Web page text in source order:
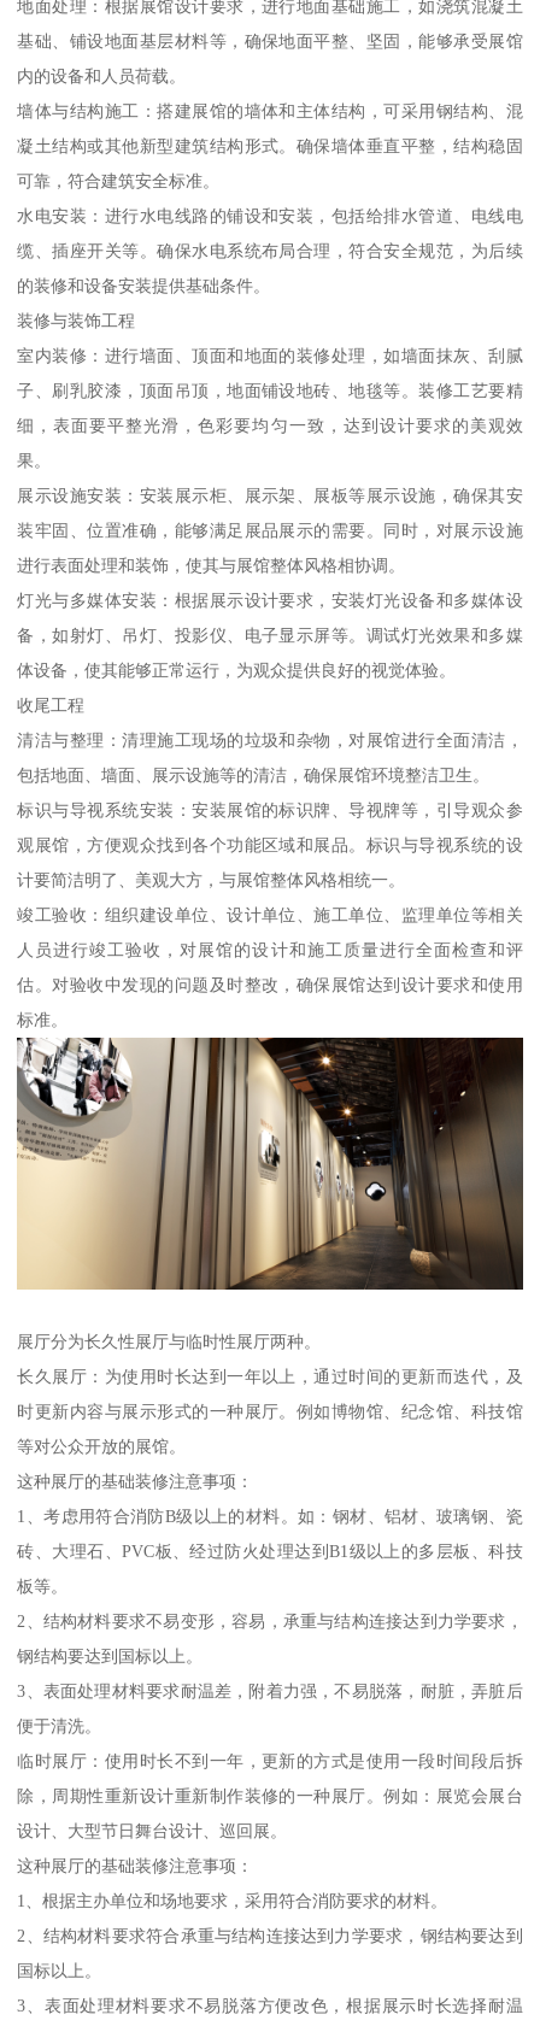
地面处理：根据展馆设计要求，进行地面基础施工，如浇筑混凝土
基础、铺设地面基层材料等，确保地面平整、坚固，能够承受展馆
内的设备和人员荷载。
墙体与结构施工：搭建展馆的墙体和主体结构，可采用钢结构、混
凝土结构或其他新型建筑结构形式。确保墙体垂直平整，结构稳固
可靠，符合建筑安全标准。
水电安装：进行水电线路的铺设和安装，包括给排水管道、电线电
缆、插座开关等。确保水电系统布局合理，符合安全规范，为后续
的装修和设备安装提供基础条件。
装修与装饰工程
室内装修：进行墙面、顶面和地面的装修处理，如墙面抹灰、刮腻
子、刷乳胶漆，顶面吊顶，地面铺设地砖、地毯等。装修工艺要精
细，表面要平整光滑，色彩要均匀一致，达到设计要求的美观效
果。
展示设施安装：安装展示柜、展示架、展板等展示设施，确保其安
装牢固、位置准确，能够满足展品展示的需要。同时，对展示设施
进行表面处理和装饰，使其与展馆整体风格相协调。
灯光与多媒体安装：根据展示设计要求，安装灯光设备和多媒体设
备，如射灯、吊灯、投影仪、电子显示屏等。调试灯光效果和多媒
体设备，使其能够正常运行，为观众提供良好的视觉体验。
收尾工程
清洁与整理：清理施工现场的垃圾和杂物，对展馆进行全面清洁，
包括地面、墙面、展示设施等的清洁，确保展馆环境整洁卫生。
标识与导视系统安装：安装展馆的标识牌、导视牌等，引导观众参
观展馆，方便观众找到各个功能区域和展品。标识与导视系统的设
计要简洁明了、美观大方，与展馆整体风格相统一。
竣工验收：组织建设单位、设计单位、施工单位、监理单位等相关
人员进行竣工验收，对展馆的设计和施工质量进行全面检查和评
估。对验收中发现的问题及时整改，确保展馆达到设计要求和使用
标准。
展厅分为长久性展厅与临时性展厅两种。
长久展厅：为使用时长达到一年以上，通过时间的更新而迭代，及
时更新内容与展示形式的一种展厅。例如博物馆、纪念馆、科技馆
等对公众开放的展馆。
这种展厅的基础装修注意事项：
1、考虑用符合消防B级以上的材料。如：钢材、铝材、玻璃钢、瓷
砖、大理石、PVC板、经过防火处理达到B1级以上的多层板、科技
板等。
2、结构材料要求不易变形，容易，承重与结构连接达到力学要求，
钢结构要达到国标以上。
3、表面处理材料要求耐温差，附着力强，不易脱落，耐脏，弄脏后
便于清洗。
临时展厅：使用时长不到一年，更新的方式是使用一段时间段后拆
除，周期性重新设计重新制作装修的一种展厅。例如：展览会展台
设计、大型节日舞台设计、巡回展。
这种展厅的基础装修注意事项：
1、根据主办单位和场地要求，采用符合消防要求的材料。
2、结构材料要求符合承重与结构连接达到力学要求，钢结构要达到
国标以上。
3、表面处理材料要求不易脱落方便改色，根据展示时长选择耐温